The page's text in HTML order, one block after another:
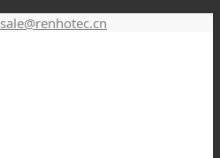
sale@renhotec.cn